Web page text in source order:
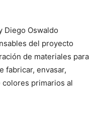
Diego Oswaldo
del proyecto
de materiales para
fabricar, envasar,
primarios al